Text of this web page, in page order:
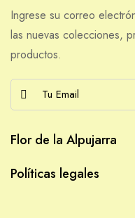
Flor de la Alpujarra
Políticas legales
Ingrese su correo
las nuevas colecciones,
productos.
m
i
l